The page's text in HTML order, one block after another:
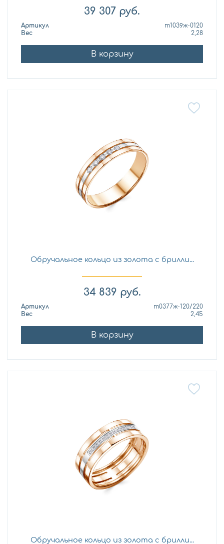
39 307 руб.
Артикул
т1039ж-0120
Вес
2,28
В корзину
Обручальное кольцо из золота с брилли...
34 839 руб.
Артикул
т0377ж-120/220
Вес
2,45
В корзину
Обручальное кольцо из золота с брилли...